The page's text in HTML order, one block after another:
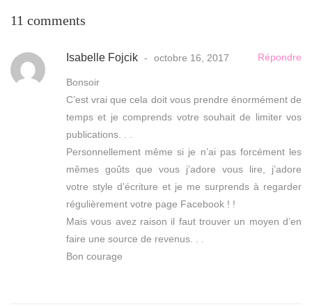
11 comments
Isabelle Fojcik octobre 16, 2017 Répondre
Bonsoir
C’est vrai que cela doit vous prendre énormément de
temps et je comprends votre souhait de limiter vos
publications. . .
Personnellement même si je n’ai pas forcément les
mêmes goûts que vous j’adore vous lire, j’adore
votre style d’écriture et je me surprends à regarder
régulièrement votre page Facebook ! !
Mais vous avez raison il faut trouver un moyen d’en
faire une source de revenus. . .
Bon courage